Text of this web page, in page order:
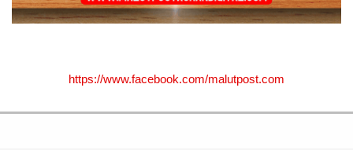
https://www.facebook.com/malutpost.com